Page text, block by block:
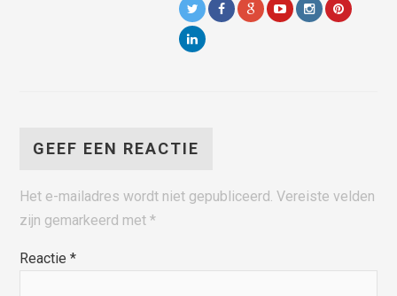
GEEF EEN REACTIE
Het e-mailadres wordt niet gepubliceerd. Vereiste velden
zijn gemarkeerd met*
Reactie*